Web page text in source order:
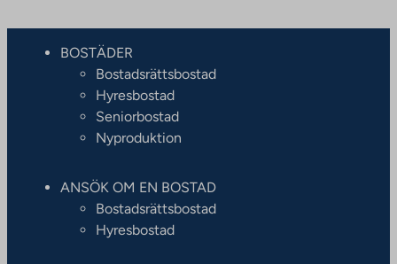
BOSTÄDER
Bostadsrättsbostad
Hyresbostad
Seniorbostad
Nyproduktion
ANSÖK OM EN BOSTAD
Bostadsrättsbostad
Hyresbostad